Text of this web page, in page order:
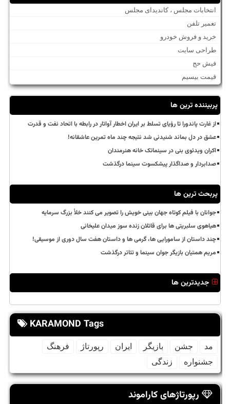
انتخابات مجلس ، کاندیدای مجلس
تعمیر تلفن
خرید و فروش خودرو
طراحی سایت
فیش حج
قیمت بیسیم
پربیننده ترین ها
از غارت پاندورا تا رؤیای تسلط بر ایران اخطار آواتار در رابطه با اتحاد نفت و قدرت
عشق در دل بماند شنیدنی شد نتیجه چند ماه تمرین عاشقانه!
اکران ویدئوی بنی در سینماتک خانه هنرمندان
صدابردار و صداگذار پیشکسوت سینما درگذشت
پربحث ترین ها
جوانان با فیلم کوتاه جهان بینی خویش را تصویر می کنند خلأ بزرگ سرمایه
هیاهوی سلبریتی ها برای قاتلان زنده سوز میدان علیخانی
چند داستان از سامورایی ها، گرمی ها و داستان هفت سال دوری از موسیقی!
مریم همتیان بازیگر جوان سینما و تئاتر درگذشت
جدیدترین ها
KARAMOND Tags
مد جشن بازیگر ایران رپورتاژ
فرهنگ
جشنواره
زندگی
رپورتاژهای کاراموند